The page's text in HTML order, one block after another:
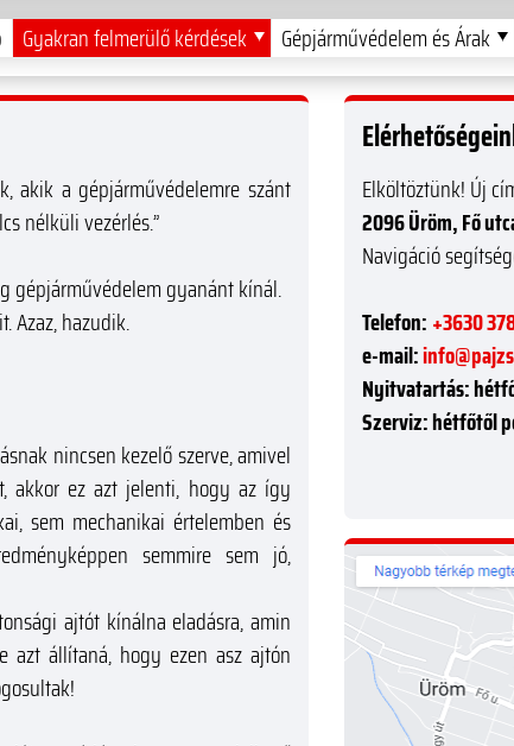
Gyakran felmerülő kérdések Gépjárművédelem és Árak
akik a gépjárművédelemre szánt
nélküli vezérlés.”
gépjárművédelem gyanánt kínál.
Azaz, hazudik.
nincsen kezelő szerve, amivel
akkor ez azt jelenti, hogy az így
sem mechanikai értelemben és
semmire sem jó,
ajtót kínálna eladásra, amin
azt állítaná, hogy ezen asz ajtón
Elköltöztünk! Új
2096 Üröm, Fő
Navigáció
Telefon: +3630
e-mail:
Nyitvatartás:
Szerviz:hétfőtől